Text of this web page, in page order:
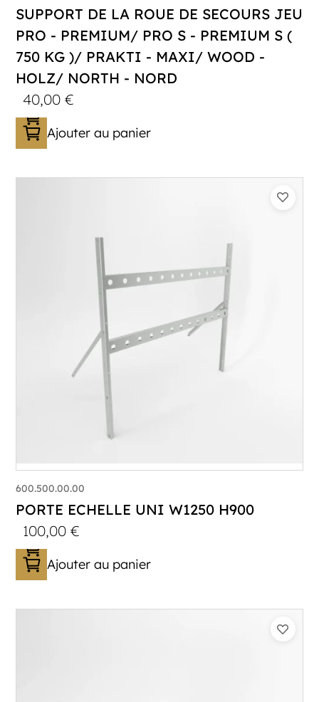
SUPPORT DE LA ROUE DE SECOURS JEU
PRO - PREMIUM/ PRO S - PREMIUM S (
750 KG )/ PRAKTI - MAXI/ WOOD -
HOLZ/ NORTH - NORD
40,00€
Ajouter au panier
600.500.00.00
PORTE ECHELLE UNI W1250 H900
100,00€
Ajouter au panier